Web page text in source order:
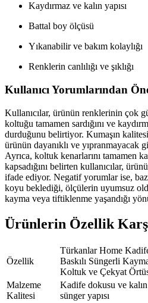
Kaydırmaz ve kalın yapısı
Battal boy ölçüsü
Yıkanabilir ve bakım kolaylığı
Renklerin canlılığı ve şıklığı
Kullanıcı Yorumlarından
Kullanıcılar, ürünün renklerinin çok
koltuğu tamamen sardığını ve
durduğunu belirtiyor. Kumaşın
ürünün dayanıklı ve yıpranmayacak
Ayrıca, koltuk kenarlarını tamamen
kapsadığını belirten kullanıcılar,
ifade ediyor. Negatif yorumlar ise,
koyu beklediği, ölçülerin uyumsuz
kayma veya tiftiklenme yaşandığı
Ürünlerin Özellik
Özellik
Türkanlar Home
Baskılı Süngerli
Koltuk ve Çekyat
Malzeme
Kalitesi
Kadife dokusu ve kalın
sünger yapısı